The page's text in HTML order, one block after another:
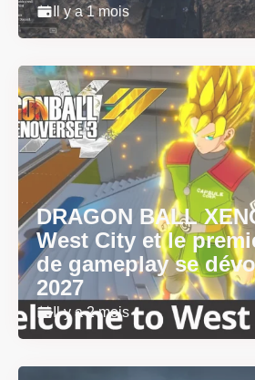
Il y a 1 mois
DRAGON BALL
West City et le
de gameplay se
2027
Il y a 2 mois